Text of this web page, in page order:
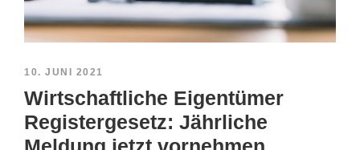
10. JUNI 2021
Wirtschaftliche Eigentümer
Registergesetz: Jährliche